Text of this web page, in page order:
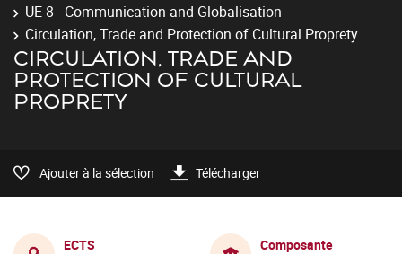
UE 8 - Communication and Globalisation
Circulation, Trade and Protection of Cultural Proprety
CIRCULATION, TRADE AND
PROTECTION OF CULTURAL
PROPRETY
Ajouter à la sélection Télécharger
ECTS
Composante